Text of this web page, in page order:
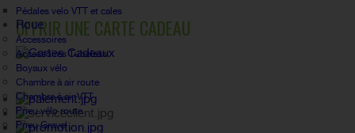
Pédales velo VTT et cales
Roue
Accessoires
Accessoires Tubeless
Boyaux vélo
Chambre à air route
Chambre à air VTT
Pneu vélo route
Pneu Gravel
OFFRIR UNE CARTE CADEAU